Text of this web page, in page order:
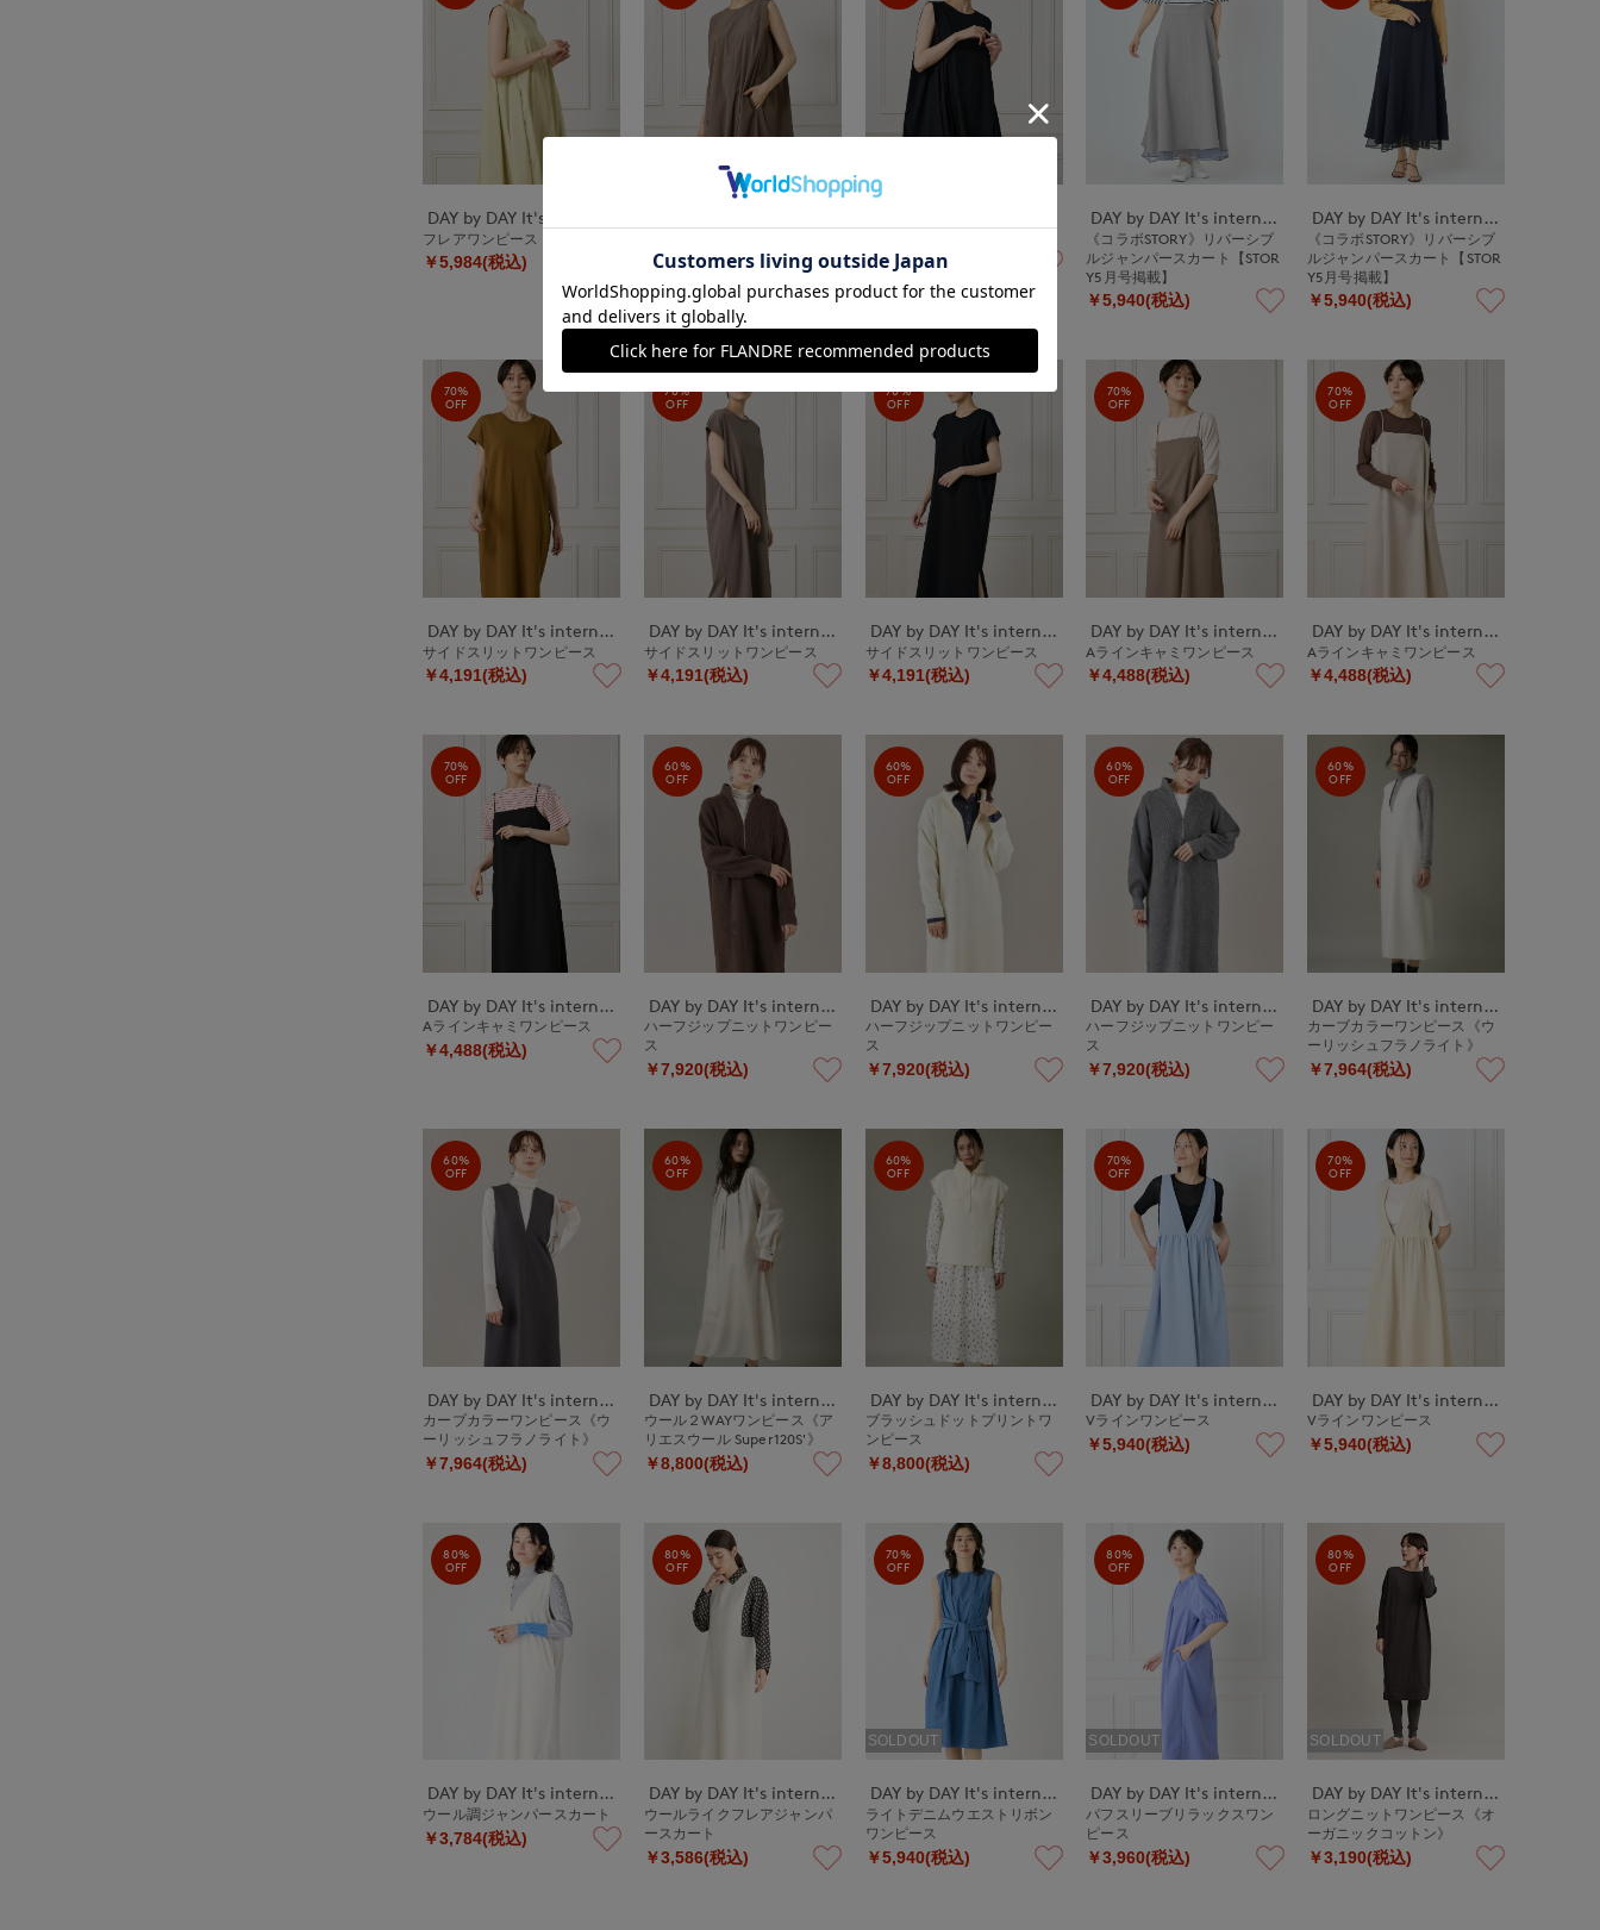
フレアワンピース
￥5,984(税込) ￥5,984(税込) ￥5,984(税込)
DAY by DAY It's international
《コラボSTORY》リバーシブ
ルジャンパースカート【STOR
Y5月号掲載】
￥5,940(税込)
DAY by DAY It's international
《コラボSTORY》リバーシブ
ルジャンパースカート【STOR
Y5月号掲載】
￥5,940(税込)
70%
OFF
DAY by DAY It's international
サイドスリットワンピース
￥4,191(税込)
70%
OFF
DAY by DAY It's international
サイドスリットワンピース
￥4,191(税込)
70%
OFF
DAY by DAY It's international
サイドスリットワンピース
￥4,191(税込)
70%
OFF
DAY by DAY It's international
Aラインキャミワンピース
￥4,488(税込)
70%
OFF
DAY by DAY It's international
Aラインキャミワンピース
￥4,488(税込)
70%
OFF
DAY by DAY It's international
Aラインキャミワンピース
￥4,488(税込)
60%
OFF
DAY by DAY It's international
ハーフジップニットワンピー
ス
￥7,920(税込)
60%
OFF
DAY by DAY It's international
ハーフジップニットワンピー
ス
￥7,920(税込)
60%
OFF
DAY by DAY It's international
ハーフジップニットワンピー
ス
￥7,920(税込)
60%
OFF
DAY by DAY It's international
カーブカラーワンピース《ウ
ーリッシュフラノライト》
￥7,964(税込)
60%
OFF
DAY by DAY It's international
カーブカラーワンピース《ウ
ーリッシュフラノライト》
￥7,964(税込)
60%
OFF
DAY by DAY It's international
ウール２WAYワンピース《ア
リエスウール Super120S'》
￥8,800(税込)
60%
OFF
DAY by DAY It's international
ブラッシュドットプリントワ
ンピース
￥8,800(税込)
70%
OFF
DAY by DAY It's international
Vラインワンピース
￥5,940(税込)
70%
OFF
DAY by DAY It's international
Vラインワンピース
￥5,940(税込)
80%
OFF
DAY by DAY It's international
ウール調ジャンパースカート
￥3,784(税込)
80%
OFF
DAY by DAY It's international
ウールライクフレアジャンパ
ースカート
￥3,586(税込)
70%
OFF
SOLDOUT
DAY by DAY It's international
ライトデニムウエストリボン
ワンピース
￥5,940(税込)
80%
OFF
SOLDOUT
DAY by DAY It's international
パフスリーブリラックスワン
ピース
￥3,960(税込)
80%
OFF
SOLDOUT
DAY by DAY It's international
ロングニットワンピース《オ
ーガニックコットン》
￥3,190(税込)